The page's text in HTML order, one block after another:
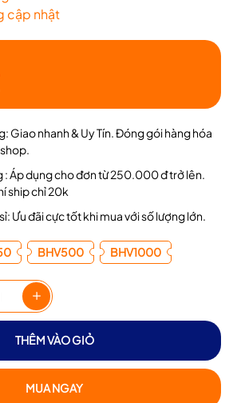
cập nhật
Giao nhanh & Uy Tín. Đóng gói hàng hóa
: Áp dụng cho đơn từ 250.000 đ trở lên.
ship chỉ 20k
Ưu đãi cực tốt khi mua với số lượng lớn.
BHV500 BHV1000
THÊM VÀO GIỎ
MUA NGAY